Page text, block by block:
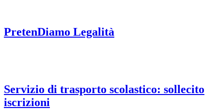
PretenDiamo Legalità
Servizio di trasporto scolastico: sollecito
iscrizioni